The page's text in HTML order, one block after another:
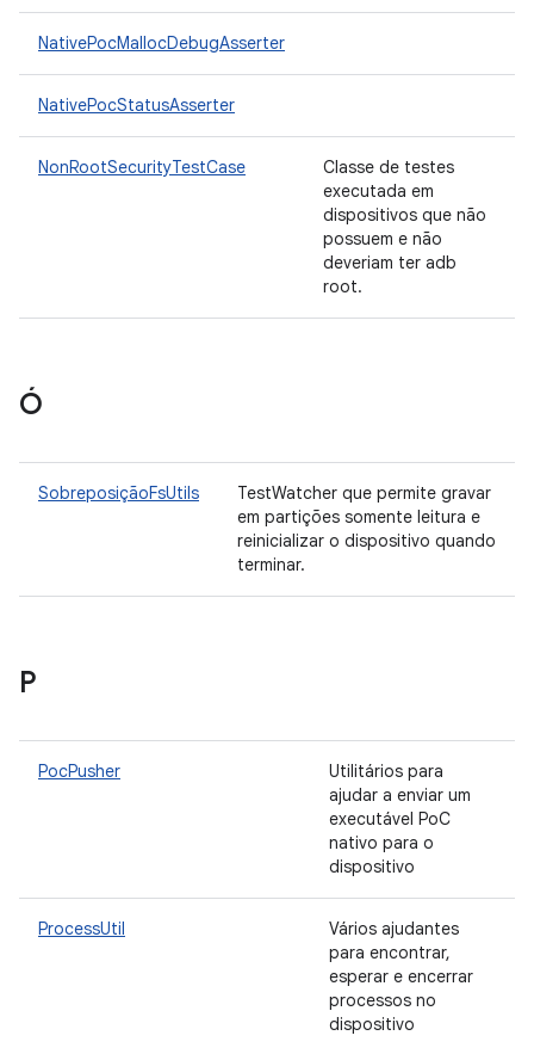
NativePocMallocDebugAsserter
NativePocStatusAsserter
NonRootSecurityTestCase
Classe de testes
executada em
dispositivos que não
possuem e não
deveriam ter adb
root.
Ó
SobreposiçãoFsUtils
TestWatcher que permite gravar
em partições somente leitura e
reinicializar o dispositivo quando
terminar.
P
PocPusher
Utilitários para
ajudar a enviar um
executável PoC
nativo para o
dispositivo
ProcessUtil
Vários ajudantes
para encontrar,
esperar e encerrar
processos no
dispositivo